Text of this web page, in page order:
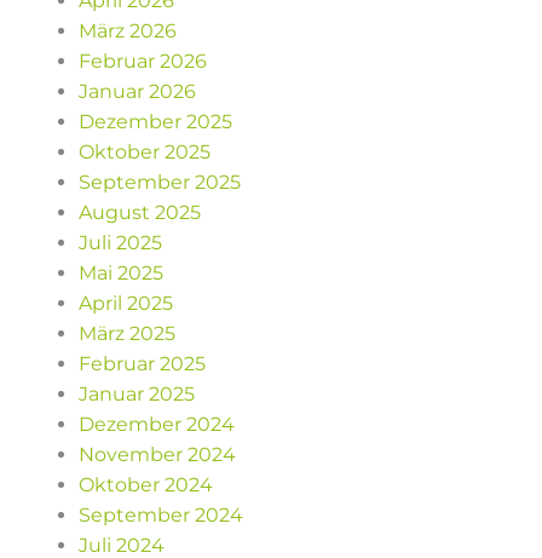
März 2026
Februar 2026
Januar 2026
Dezember 2025
Oktober 2025
September 2025
August 2025
Juli 2025
Mai 2025
April 2025
März 2025
Februar 2025
Januar 2025
Dezember 2024
November 2024
Oktober 2024
September 2024
Juli 2024